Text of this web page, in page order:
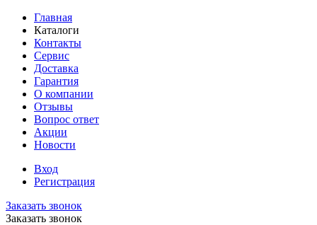
Главная
Каталоги
Контакты
Сервис
Доставка
Гарантия
О компании
Отзывы
Вопрос ответ
Акции
Новости
Вход
Регистрация
Заказать звонок
Заказать звонок